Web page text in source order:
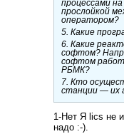
процессами
прослойкой
оператором?
5. Какие
6. Какие
софтом?
софтом
РБМК?
7. Кто
станции — их
1-Нет Я lics не
надо :-).